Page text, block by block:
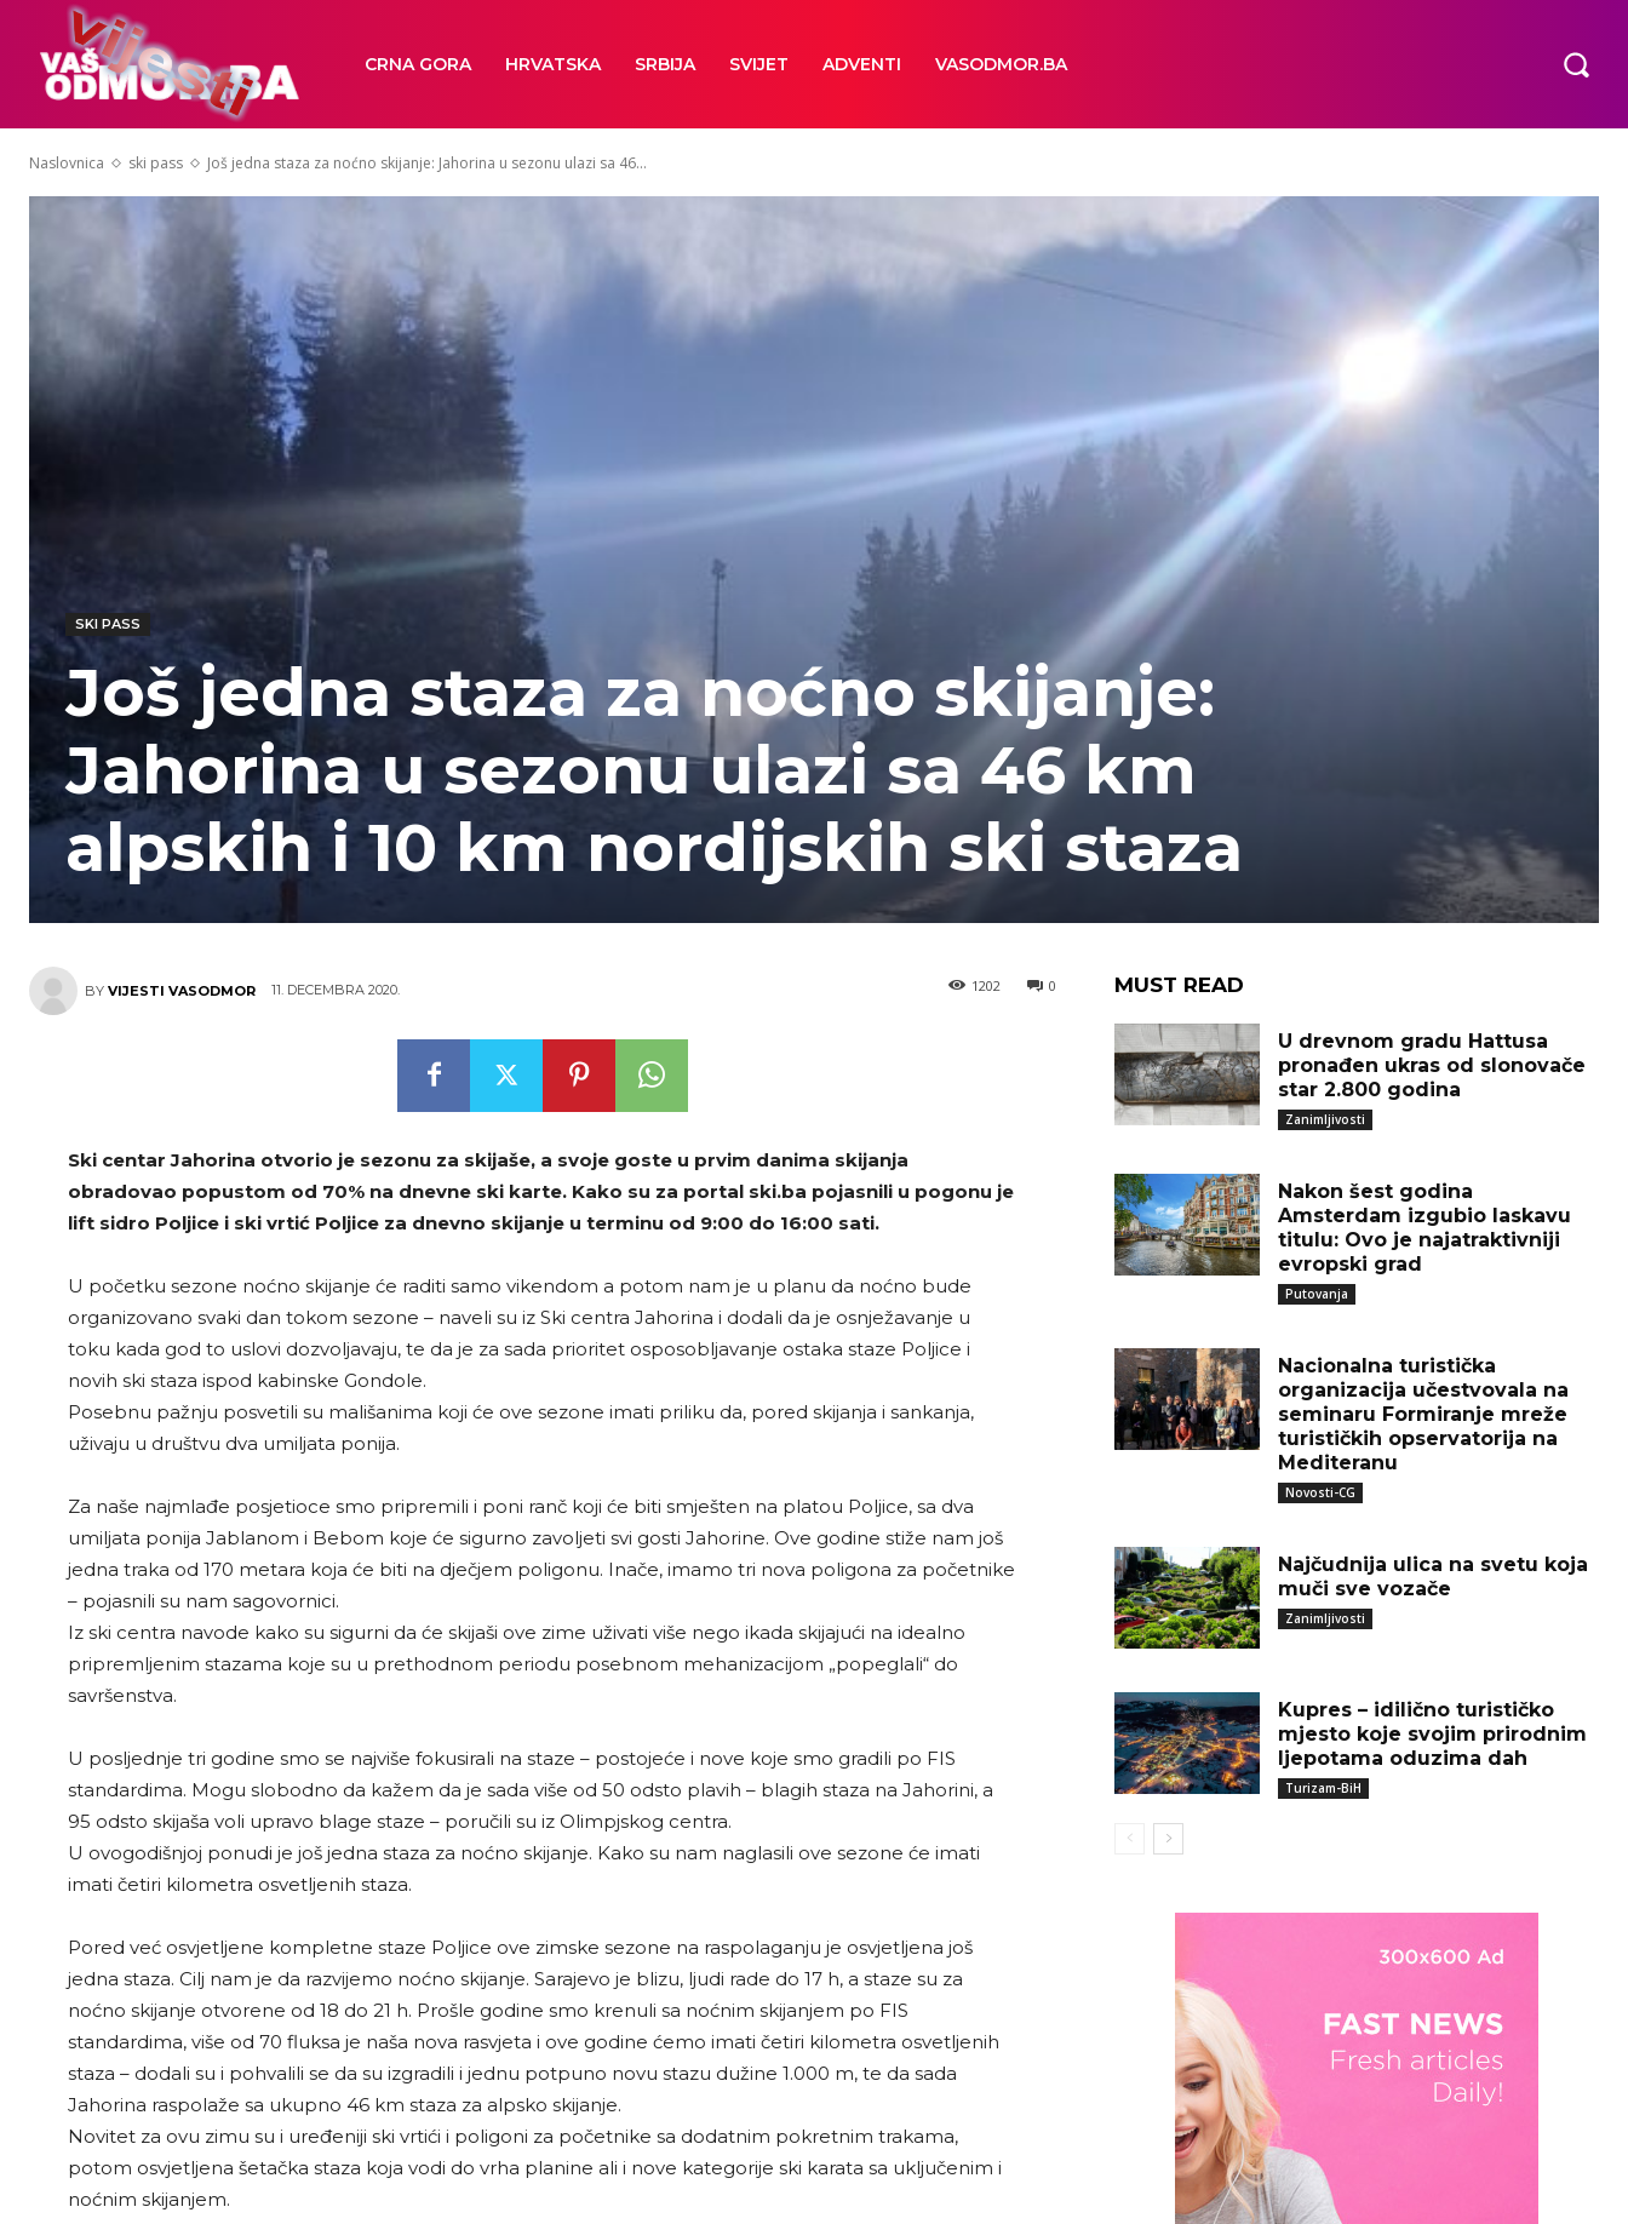
CRNA GORA HRVATSKA SRBIJA SVIJET ADVENTI VASODMOR.BA
Naslovnica ski pass Još jedna staza za noćno skijanje: Jahorina u sezonu ulazi sa 46...
SKI PASS
Još jedna staza za noćno skijanje:
Jahorina u sezonu ulazi sa 46 km
alpskih i 10 km nordijskih ski staza
BY VIJESTI VASODMOR 11. DECEMBRA 2020. 0
1202
Ski centar Jahorina otvorio je sezonu za skijaše, a svoje goste u prvim danima skijanja
obradovao popustom od 70% na dnevne ski karte. Kako su za portal ski.ba pojasnili u pogonu je
lift sidro Poljice i ski vrtić Poljice za dnevno skijanje u terminu od 9:00 do 16:00 sati.
U početku sezone noćno skijanje će raditi samo vikendom a potom nam je u planu da noćno bude
organizovano svaki dan tokom sezone – naveli su iz Ski centra Jahorina i dodali da je osnježavanje u
toku kada god to uslovi dozvoljavaju, te da je za sada prioritet osposobljavanje ostaka staze Poljice i
novih ski staza ispod kabinske Gondole.
Posebnu pažnju posvetili su mališanima koji će ove sezone imati priliku da, pored skijanja i sankanja,
uživaju u društvu dva umiljata ponija.
Za naše najmlađe posjetioce smo pripremili i poni ranč koji će biti smješten na platou Poljice, sa dva
umiljata ponija Jablanom i Bebom koje će sigurno zavoljeti svi gosti Jahorine. Ove godine stiže nam još
jedna traka od 170 metara koja će biti na dječjem poligonu. Inače, imamo tri nova poligona za početnike
– pojasnili su nam sagovornici.
Iz ski centra navode kako su sigurni da će skijaši ove zime uživati više nego ikada skijajući na idealno
pripremljenim stazama koje su u prethodnom periodu posebnom mehanizacijom „popeglali“ do
savršenstva.
U posljednje tri godine smo se najviše fokusirali na staze – postojeće i nove koje smo gradili po FIS
standardima. Mogu slobodno da kažem da je sada više od 50 odsto plavih – blagih staza na Jahorini, a
95 odsto skijaša voli upravo blage staze – poručili su iz Olimpjskog centra.
U ovogodišnjoj ponudi je još jedna staza za noćno skijanje. Kako su nam naglasili ove sezone će imati
imati četiri kilometra osvetljenih staza.
Pored već osvjetljene kompletne staze Poljice ove zimske sezone na raspolaganju je osvjetljena još
jedna staza. Cilj nam je da razvijemo noćno skijanje. Sarajevo je blizu, ljudi rade do 17 h, a staze su za
noćno skijanje otvorene od 18 do 21 h. Prošle godine smo krenuli sa noćnim skijanjem po FIS
standardima, više od 70 fluksa je naša nova rasvjeta i ove godine ćemo imati četiri kilometra osvetljenih
staza – dodali su i pohvalili se da su izgradili i jednu potpuno novu stazu dužine 1.000 m, te da sada
Jahorina raspolaže sa ukupno 46 km staza za alpsko skijanje.
Novitet za ovu zimu su i uređeniji ski vrtići i poligoni za početnike sa dodatnim pokretnim trakama,
potom osvjetljena šetačka staza koja vodi do vrha planine ali i nove kategorije ski karata sa uključenim i
noćnim skijanjem.
MUST READ
U drevnom gradu Hattusa
pronađen ukras od slonovače
star 2.800 godina
Zanimljivosti
Nakon šest godina
Amsterdam izgubio laskavu
titulu: Ovo je najatraktivniji
evropski grad
Putovanja
Nacionalna turistička
organizacija učestvovala na
seminaru Formiranje mreže
turističkih opservatorija na
Mediteranu
Novosti-CG
Najčudnija ulica na svetu koja
muči sve vozače
Zanimljivosti
Kupres – idilično turističko
mjesto koje svojim prirodnim
ljepotama oduzima dah
Turizam-BiH